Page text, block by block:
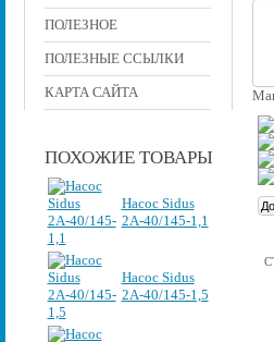
ПОЛЕЗНОЕ
ПОЛЕЗНЫЕ ССЫЛКИ
КАРТА САЙТА
ПОХОЖИЕ ТОВАРЫ
Насос Sidus
2А-40/145-1,1
Насос Sidus
2А-40/145-1,5